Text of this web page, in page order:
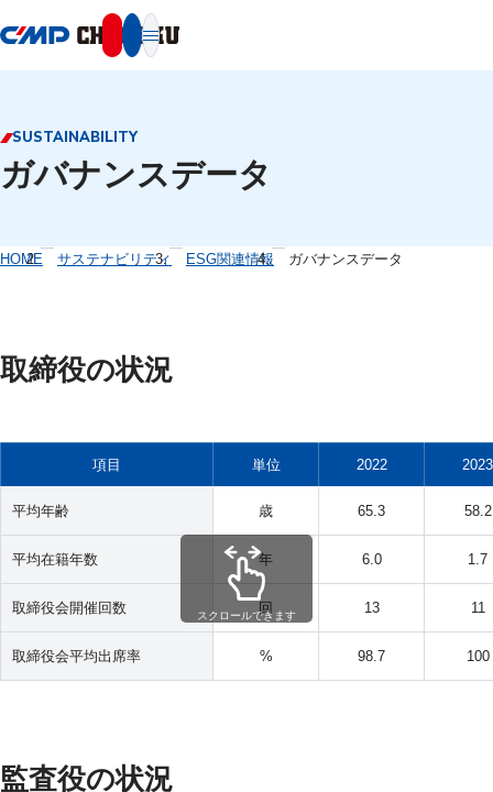
SUSTAINABILITY
ガバナンスデータ
HOME サステナビリティ ESG関連情報 ガバナンスデータ
取締役の状況
項目 単位 2022 2023
平均年齢 歳 65.3 58.2
平均在籍年数 年 6.0 1.7
取締役会開催回数 回 13 11
取締役会平均出席率 % 98.7 100
スクロールできます
監査役の状況